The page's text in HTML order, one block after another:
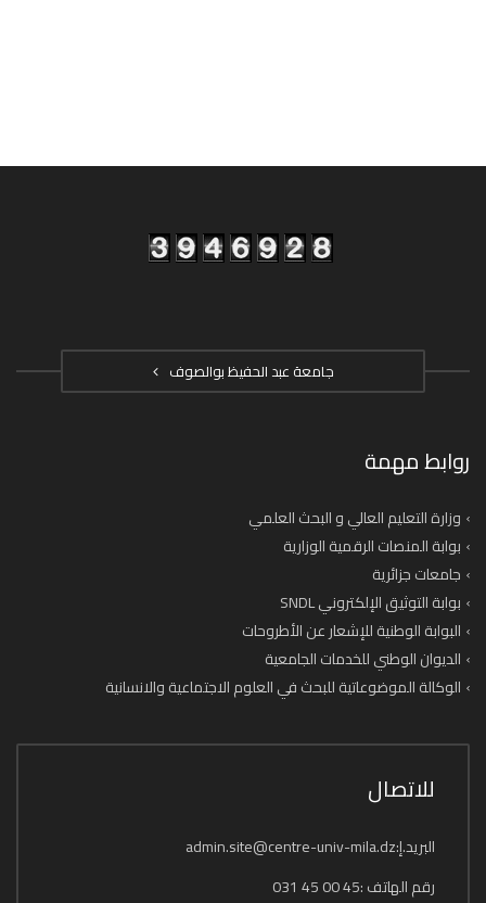
جامعة عبد الحفيظ بوالصوف
روابط مهمة
وزارة التعليم العالي و البحث العلمي
بوابة المنصات الرقمية الوزارية
جامعات جزائرية
بوابة التوثيق الإلكتروني SNDL
البوابة الوطنية للإشعار عن الأطروحات
الديوان الوطني للخدمات الجامعية
الوكالة الموضوعاتية للبحث في العلوم الاجتماعية والانسانية
للاتصال
البريد.إ:admin.site@centre-univ-mila.dz
رقم الهاتف :45 00 45 031